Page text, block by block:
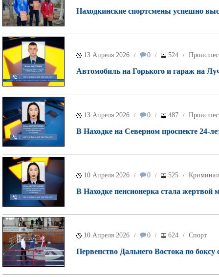
Находкинские спортсмены успешно
13 Апреля 2026 / 0 / 524 /
Автомобиль на Горького и гараж на
13 Апреля 2026 / 0 / 487 /
В Находке на Северном проспекте 24-
10 Апреля 2026 / 0 / 525 / Криминал
В Находке пенсионерка стала жертвой
10 Апреля 2026 / 0 / 624 / Спорт
Первенство Дальнего Востока по